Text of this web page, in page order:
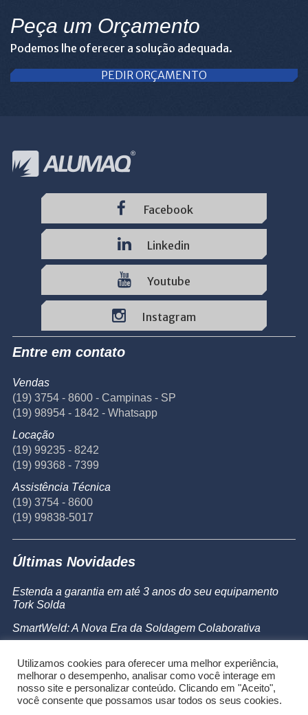
Peça um Orçamento
Podemos lhe oferecer a solução adequada.
PEDIR ORÇAMENTO
Facebook
Linkedin
Youtube
Instagram
Entre em contato
Vendas
(19) 3754 - 8600 - Campinas - SP
(19) 98954 - 1842 - Whatsapp
Locação
(19) 99235 - 8242
(19) 99368 - 7399
Assistência Técnica
(19) 3754 - 8600
(19) 99838-5017
Últimas Novidades
Estenda a garantia em até 3 anos do seu equipamento
Tork Solda
SmartWeld: A Nova Era da Soldagem Colaborativa
Powermax 45 SYNC
Utilizamos cookies para oferecer uma melhor experiência,
melhorar o desempenho, analisar como você interage em
nosso site e personalizar conteúdo. Clicando em "Aceito",
você consente que possamos usar todos os seus cookies.